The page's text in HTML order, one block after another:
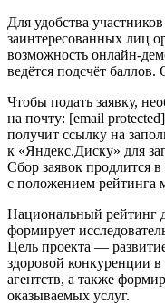
Для удобства
заинтересованных лиц
возможность онлайн-
ведётся подсчёт
Чтобы подать заявку,
на почту: [email
получит ссылку на
к «Яндекс.Диску» для
Сбор заявок продлится
с положением рейтинга
Национальный рейтинг
формирует
Цель проекта —
здоровой конкуренции
агентств, а также
оказываемых услуг.